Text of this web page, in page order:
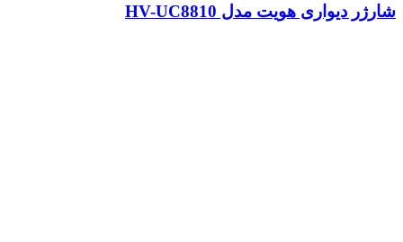
شارژر دیواری هویت مدل HV-UC8810